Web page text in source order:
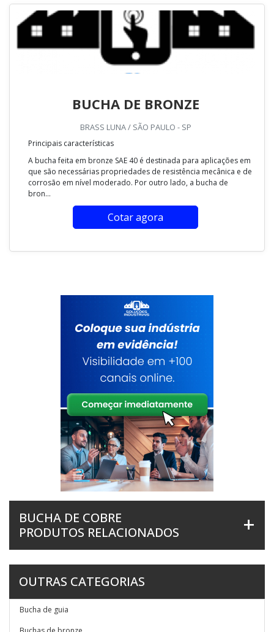
BUCHA DE BRONZE
BRASS LUNA / SÃO PAULO - SP
Principais características
A bucha feita em bronze SAE 40 é destinada para aplicações em
que são necessárias propriedades de resistência mecânica e de
corrosão em nível moderado. Por outro lado, a bucha de
bron...
Cotar agora
BUCHA DE COBRE
PRODUTOS RELACIONADOS
OUTRAS CATEGORIAS
Bucha de guia